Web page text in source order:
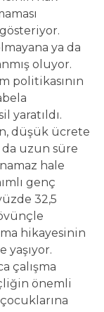
ya da
oluyor.
politikasının
yaratıldı.
düşük ücrete
da uzun süre
hale
genç
32,5
hikayesinin
yaşıyor.
çalışma
önemli